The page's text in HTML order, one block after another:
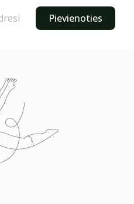
Pievienoties